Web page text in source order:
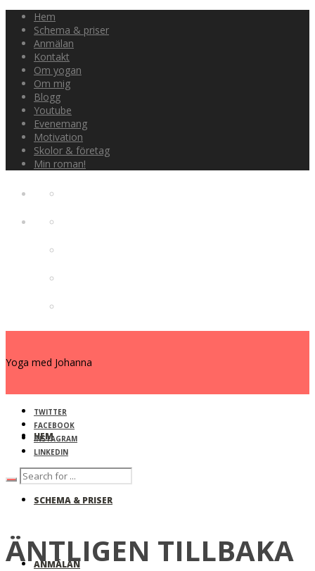
Hem
Schema & priser
Anmälan
Kontakt
Om yogan
Om mig
Blogg
Youtube
Evenemang
Motivation
Skolor & företag
Min roman!
Yoga med Johanna
HEM
SCHEMA & PRISER
ANMÄLAN
TWITTER
FACEBOOK
INSTAGRAM
LINKEDIN
ÄNTLIGEN TILLBAKA